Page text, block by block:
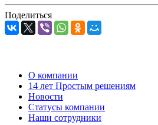
Поделиться
О компании
14 лет Простым решениям
Новости
Статусы компании
Наши сотрудники